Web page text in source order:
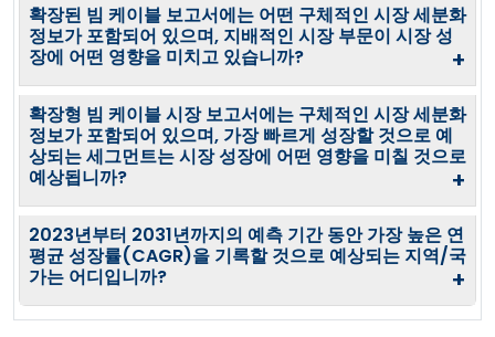
확장된 빔 케이블 보고서에는 어떤 구체적인 시장 세분화
정보가 포함되어 있으며, 지배적인 시장 부문이 시장 성
장에 어떤 영향을 미치고 있습니까?
+
확장형 빔 케이블 시장 보고서에는 구체적인 시장 세분화
정보가 포함되어 있으며, 가장 빠르게 성장할 것으로 예
상되는 세그먼트는 시장 성장에 어떤 영향을 미칠 것으로
예상됩니까?
+
2023년부터 2031년까지의 예측 기간 동안 가장 높은 연
평균 성장률(CAGR)을 기록할 것으로 예상되는 지역/국
가는 어디입니까?
+